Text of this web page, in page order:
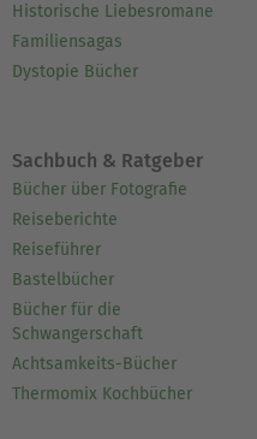
Historische Liebesromane
Familiensagas
Dystopie Bücher
Sachbuch & Ratgeber
Bücher über Fotografie
Reiseberichte
Reiseführer
Bastelbücher
Bücher für die
Schwangerschaft
Achtsamkeits-Bücher
Thermomix Kochbücher